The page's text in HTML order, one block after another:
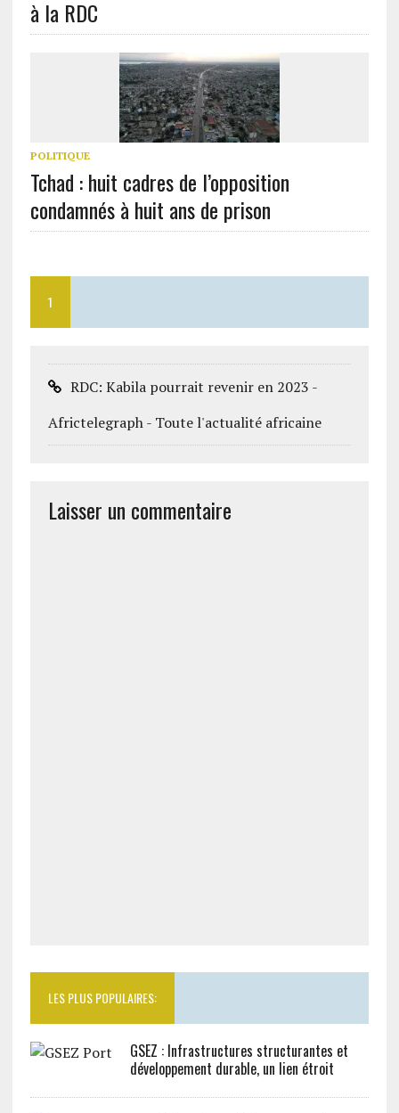
à la RDC
POLITIQUE
Tchad : huit cadres de l’opposition
condamnés à huit ans de prison
1
RDC: Kabila pourrait revenir en 2023 -
Africtelegraph - Toute l'actualité africaine
Laisser un commentaire
LES PLUS POPULAIRES:
GSEZ : Infrastructures structurantes et
développement durable, un lien étroit